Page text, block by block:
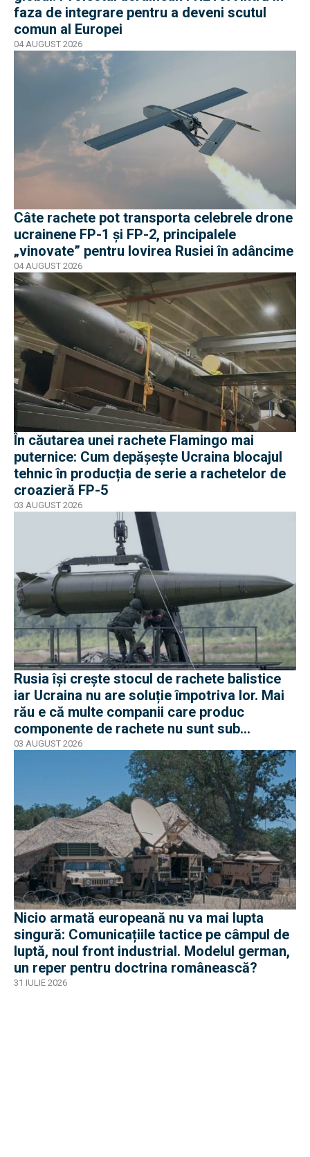
faza de integrare pentru a deveni scutul
comun al Europei
04 AUGUST 2026
Câte rachete pot transporta celebrele drone
ucrainene FP-1 și FP-2, principalele
„vinovate” pentru lovirea Rusiei în adâncime
04 AUGUST 2026
În căutarea unei rachete Flamingo mai
puternice: Cum depășește Ucraina blocajul
tehnic în producția de serie a rachetelor de
croazieră FP-5
03 AUGUST 2026
Rusia își crește stocul de rachete balistice
iar Ucraina nu are soluție împotriva lor. Mai
rău e că multe companii care produc
componente de rachete nu sunt sub
sancțiuni în Occident
03 AUGUST 2026
Nicio armată europeană nu va mai lupta
singură: Comunicațiile tactice pe câmpul de
luptă, noul front industrial. Modelul german,
un reper pentru doctrina românească?
31 IULIE 2026